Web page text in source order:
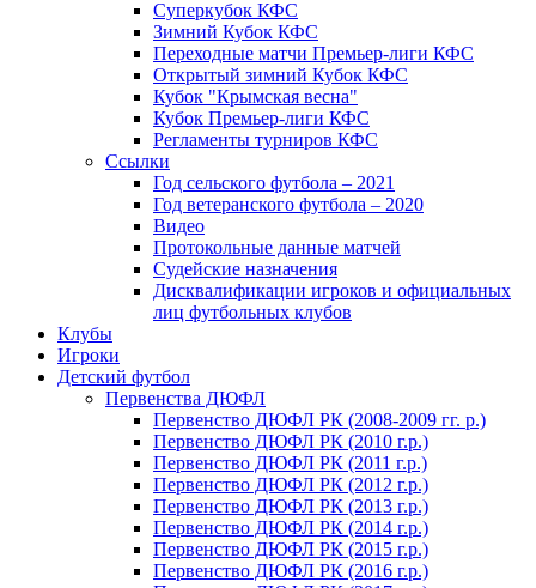
Суперкубок КФС
Зимний Кубок КФС
Переходные матчи Премьер-лиги КФС
Открытый зимний Кубок КФС
Кубок "Крымская весна"
Кубок Премьер-лиги КФС
Регламенты турниров КФС
Ссылки
Год сельского футбола – 2021
Год ветеранского футбола – 2020
Видео
Протокольные данные матчей
Судейские назначения
Дисквалификации игроков и официальных
лиц футбольных клубов
Клубы
Игроки
Детский футбол
Первенства ДЮФЛ
Первенство ДЮФЛ РК (2008-2009 гг. р.)
Первенство ДЮФЛ РК (2010 г.р.)
Первенство ДЮФЛ РК (2011 г.р.)
Первенство ДЮФЛ РК (2012 г.р.)
Первенство ДЮФЛ РК (2013 г.р.)
Первенство ДЮФЛ РК (2014 г.р.)
Первенство ДЮФЛ РК (2015 г.р.)
Первенство ДЮФЛ РК (2016 г.р.)